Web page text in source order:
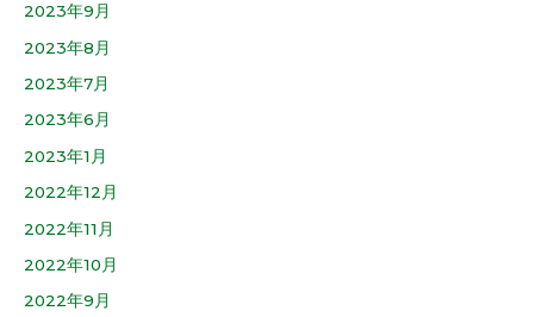
2023年9月
2023年8月
2023年7月
2023年6月
2023年1月
2022年12月
2022年11月
2022年10月
2022年9月